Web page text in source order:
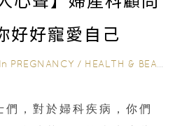
好好寵愛自己
In PREGNANCY / HEALTH & BEAUTY
們，對於婦科疾病，你們